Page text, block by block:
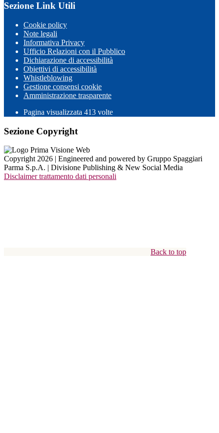
Sezione Link Utili
Cookie policy
Note legali
Informativa Privacy
Ufficio Relazioni con il Pubblico
Dichiarazione di accessibilità
Obiettivi di accessibilità
Whistleblowing
Gestione consensi cookie
Amministrazione trasparente
Pagina visualizzata 413 volte
Sezione Copyright
Copyright 2026 | Engineered and powered by Gruppo Spaggiari
Parma S.p.A. | Divisione Publishing & New Social Media
Disclaimer trattamento dati personali
Back to top